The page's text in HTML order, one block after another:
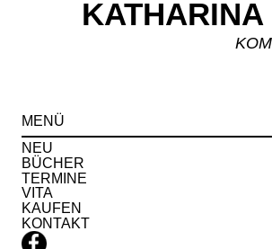
KATHARINA
MENÜ
NEU
BÜCHER
TERMINE
VITA
KAUFEN
KONTAKT